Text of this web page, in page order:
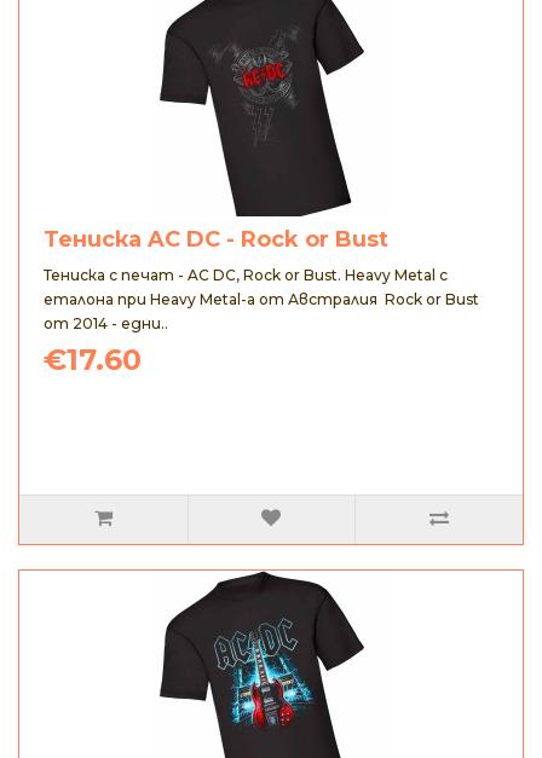
Тениска AC DC - Rock or Bust
Тениска с печат - AC DC, Rock or Bust. Heavy Metal с
еталона при Heavy Metal-а от Австралия Rock or Bust
от 2014 - едни..
€17.60